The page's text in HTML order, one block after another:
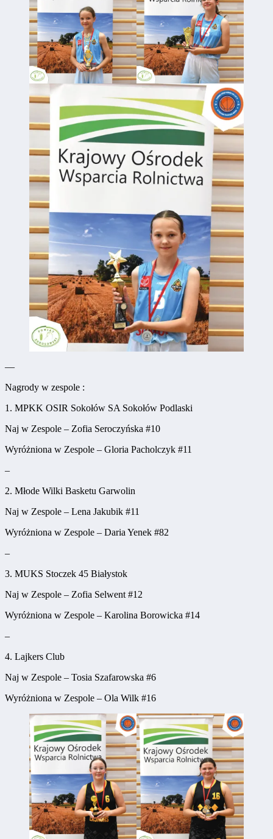
—
Nagrody w zespole :
1. MPKK OSIR Sokołów SA Sokołów Podlaski
Naj w Zespole – Zofia Seroczyńska #10
Wyróżniona w Zespole – Gloria Pacholczyk #11
–
2. Młode Wilki Basketu Garwolin
Naj w Zespole – Lena Jakubik #11
Wyróżniona w Zespole – Daria Yenek #82
–
3. MUKS Stoczek 45 Białystok
Naj w Zespole – Zofia Selwent #12
Wyróżniona w Zespole – Karolina Borowicka #14
–
4. Lajkers Club
Naj w Zespole – Tosia Szafarowska #6
Wyróżniona w Zespole – Ola Wilk #16